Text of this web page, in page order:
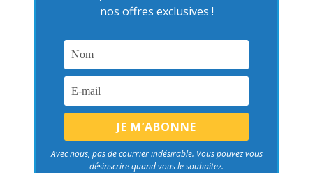
nos offres exclusives !
Avec nous, pas de courrier indésirable. Vous pouvez vous
désinscrire quand vous le souhaitez.